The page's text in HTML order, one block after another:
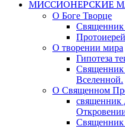
МИССИОНЕРСКИЕ
О Боге Творце
О творении мира
Гипотеза
Священник
Вселенной.
О Священном
священник
Священник